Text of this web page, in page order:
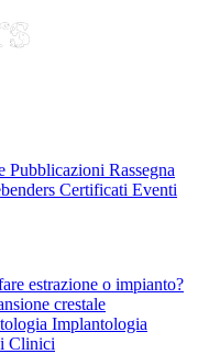
Pubblicazioni Rassegna
Certificati Eventi
estrazione o impianto?
crestale
Implantologia
Clinici